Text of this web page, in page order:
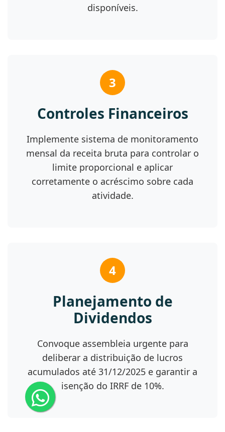
disponíveis.
3
Controles Financeiros
Implemente sistema de monitoramento
mensal da receita bruta para controlar o
limite proporcional e aplicar
corretamente o acréscimo sobre cada
atividade.
4
Planejamento de
Dividendos
Convoque assembleia urgente para
deliberar a distribuição de lucros
acumulados até 31/12/2025 e garantir a
isenção do IRRF de 10%.